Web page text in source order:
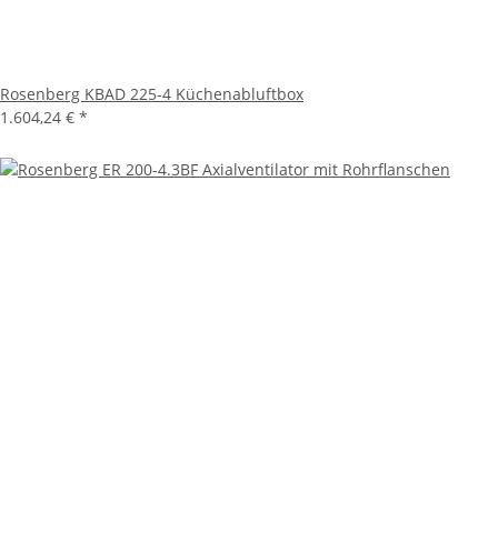
Rosenberg KBAD 225-4 Küchenabluftbox
1.604,24 € *